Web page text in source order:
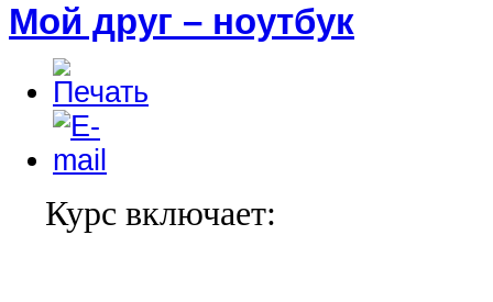
Мой друг – ноутбук
Курс включает: